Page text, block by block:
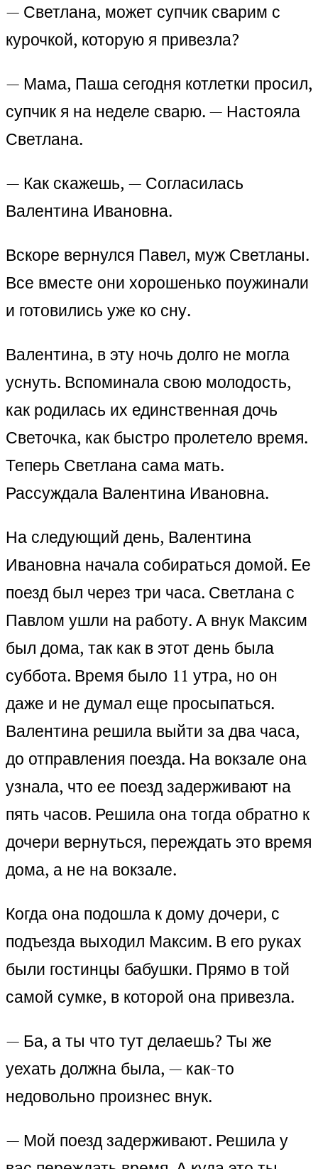
— Светлана, может супчик сварим с
курочкой, которую я привезла?
— Мама, Паша сегодня котлетки просил,
супчик я на неделе сварю. — Настояла
Светлана.
— Как скажешь, — Согласилась
Валентина Ивановна.
Вскоре вернулся Павел, муж Светланы.
Все вместе они хорошенько поужинали
и готовились уже ко сну.
Валентина, в эту ночь долго не могла
уснуть. Вспоминала свою молодость,
как родилась их единственная дочь
Светочка, как быстро пролетело время.
Теперь Светлана сама мать.
Рассуждала Валентина Ивановна.
На следующий день, Валентина
Ивановна начала собираться домой. Ее
поезд был через три часа. Светлана с
Павлом ушли на работу. А внук Максим
был дома, так как в этот день была
суббота. Время было 11 утра, но он
даже и не думал еще просыпаться.
Валентина решила выйти за два часа,
до отправления поезда. На вокзале она
узнала, что ее поезд задерживают на
пять часов. Решила она тогда обратно к
дочери вернуться, переждать это время
дома, а не на вокзале.
Когда она подошла к дому дочери, с
подъезда выходил Максим. В его руках
были гостинцы бабушки. Прямо в той
самой сумке, в которой она привезла.
— Ба, а ты что тут делаешь? Ты же
уехать должна была, — как-то
недовольно произнес внук.
— Мой поезд задерживают. Решила у